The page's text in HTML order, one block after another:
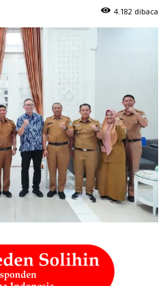
4.182 dibaca